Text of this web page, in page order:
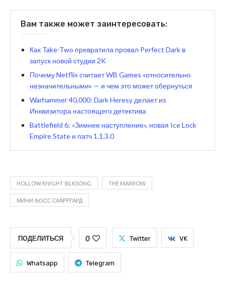
Вам также может заинтересовать:
Как Take-Two превратила провал Perfect Dark в
запуск новой студии 2K
Почему Netflix считает WB Games «относительно
незначительными» — и чем это может обернуться
Warhammer 40,000: Dark Heresy делает из
Инквизитора настоящего детектива
Battlefield 6: «Зимнее наступление», новая Ice Lock
Empire State и патч 1.1.3.0
HOLLOW KNIGHT SILKSONG THE MARROW
МИНИ-БОСС СКÁРРГАРД
ПОДЕЛИТЬСЯ 0 Twitter VK
Whatsapp Telegram